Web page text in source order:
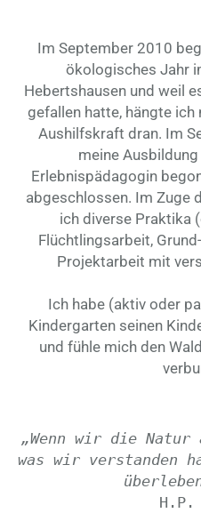
Im September 2010
ökologisches Jahr
Hebertshausen und weil
gefallen hatte, hängte
Aushilfskraft dran. Im
meine Ausbildung
Erlebnispädagogin
abgeschlossen. Im Zuge
ich diverse Praktika
Flüchtlingsarbeit,
Projektarbeit mit
Ich habe (aktiv oder
Kindergarten seinen
und fühle mich den
„Wenn wir die
was wir verstanden
H.P.